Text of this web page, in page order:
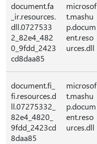
document.fa
_ir.resources.
dll.0727533
2_82e4_482
0_9fdd_2423
cd8daa85
microsof
t.mashu
p.docum
ent.reso
urces.dll
document.fi_
fi.resources.d
ll.07275332_
82e4_4820_
9fdd_2423cd
8daa85
microsof
t.mashu
p.docum
ent.reso
urces.dll